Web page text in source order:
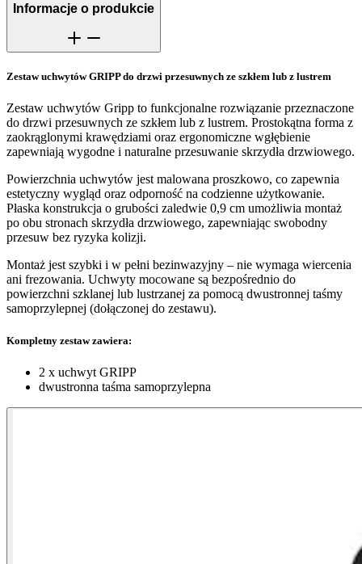
Informacje o produkcie
Zestaw uchwytów GRIPP do drzwi przesuwnych ze szkłem lub z lustrem
Zestaw uchwytów Gripp to funkcjonalne rozwiązanie przeznaczone
do drzwi przesuwnych ze szkłem lub z lustrem. Prostokątna forma z
zaokrąglonymi krawędziami oraz ergonomiczne wgłębienie
zapewniają wygodne i naturalne przesuwanie skrzydła drzwiowego.
Powierzchnia uchwytów jest malowana proszkowo, co zapewnia
estetyczny wygląd oraz odporność na codzienne użytkowanie.
Płaska konstrukcja o grubości zaledwie 0,9 cm umożliwia montaż
po obu stronach skrzydła drzwiowego, zapewniając swobodny
przesuw bez ryzyka kolizji.
Montaż jest szybki i w pełni bezinwazyjny – nie wymaga wiercenia
ani frezowania. Uchwyty mocowane są bezpośrednio do
powierzchni szklanej lub lustrzanej za pomocą dwustronnej taśmy
samoprzylepnej (dołączonej do zestawu).
Kompletny zestaw zawiera:
2 x uchwyt GRIPP
dwustronna taśma samoprzylepna